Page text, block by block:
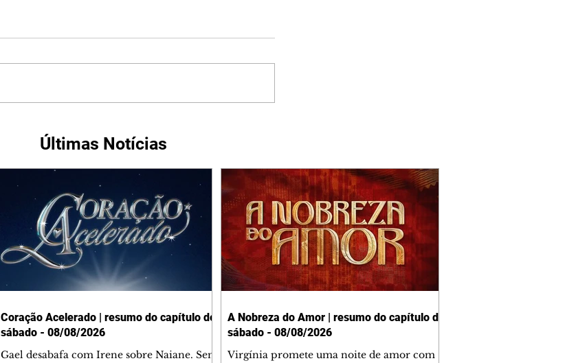
Últimas Notícias
Coração Acelerado | resumo do capítulo de
sábado - 08/08/2026
Gael desabafa com Irene sobre Naiane. Sem
A Nobreza do Amor | resumo do capítulo de
sábado - 08/08/2026
Virgínia promete uma noite de amor com